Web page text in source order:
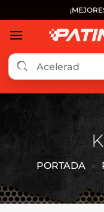
al
contenido
PORTADA »